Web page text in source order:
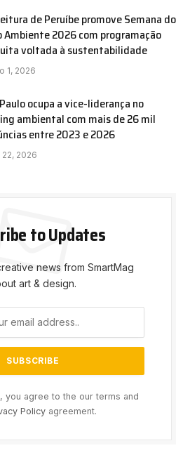
de Peruíbe promove Semana do
Ambiente 2026 com programação
voltada à sustentabilidade
1, 2026
ocupa a vice-liderança no
ambiental com mais de 26 mil
entre 2023 e 2026
22, 2026
to Updates
news from SmartMag
art & design.
you agree to the our terms and
Policyagreement.